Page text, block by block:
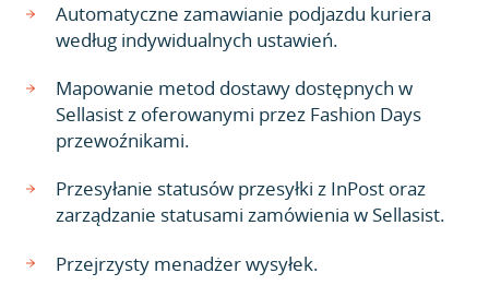
Automatyczne zamawianie podjazdu kuriera
według indywidualnych ustawień.
Mapowanie metod dostawy dostępnych w
Sellasist z oferowanymi przez Fashion Days
przewoźnikami.
Przesyłanie statusów przesyłki z InPost oraz
zarządzanie statusami zamówienia w Sellasist.
Przejrzysty menadżer wysyłek.